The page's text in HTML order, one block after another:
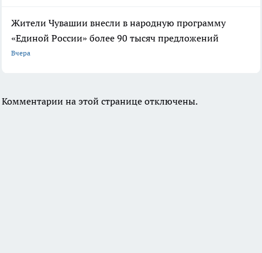
Жители Чувашии внесли в народную программу
«Единой России» более 90 тысяч предложений
Вчера
Комментарии на этой странице отключены.